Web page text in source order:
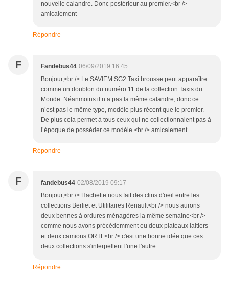
nouvelle calandre. Donc postérieur au premier.<br />
amicalement
Répondre
F Fandebus44 06/09/2019 16:45
Bonjour,<br /> Le SAVIEM SG2 Taxi brousse peut apparaître
comme un doublon du numéro 11 de la collection Taxis du
Monde. Néanmoins il n’a pas la même calandre, donc ce
n’est pas le même type, modèle plus récent que le premier.
De plus cela permet à tous ceux qui ne collectionnaient pas à
l’époque de posséder ce modèle.<br /> amicalement
Répondre
F fandebus44 02/08/2019 09:17
Bonjour,<br /> Hachette nous fait des clins d'oeil entre les
collections Berliet et Utilitaires Renault<br /> nous aurons
deux bennes à ordures ménagères la même semaine<br />
comme nous avons précédemment eu deux plateaux laitiers
et deux camions ORTF<br /> c'est une bonne idée que ces
deux collections s'interpellent l'une l'autre
Répondre